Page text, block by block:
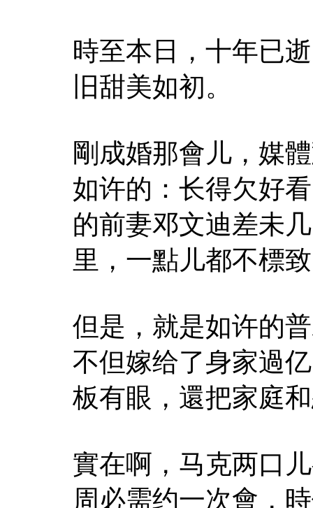
時至本日，十年已
旧甜美如初。
剛成婚那會儿，媒
如许的：长得欠好
的前妻邓文迪差未
里，一點儿都不標
但是，就是如许的
不但嫁给了身家過
板有眼，還把家庭
實在啊，马克两口
周必需约一次會，